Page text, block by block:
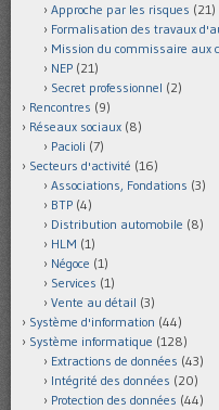
Approche par les risques (21)
Formalisation des travaux
Mission du commissaire aux
NEP (21)
Secret professionnel (2)
Rencontres (9)
Réseaux sociaux (8)
Pacioli (7)
Secteurs d'activité (16)
Associations, Fondations (3)
BTP (4)
Distribution automobile (8)
HLM (1)
Négoce (1)
Services (1)
Vente au détail (3)
Système d'information (44)
Système informatique (128)
Extractions de données (43)
Intégrité des données (20)
Protection des données (44)